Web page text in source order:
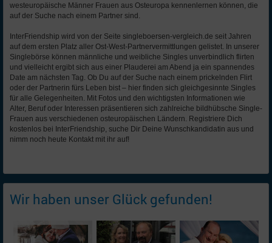
westeuropäische Männer Frauen aus Osteuropa kennenlernen können, die
auf der Suche nach einem Partner sind.
InterFriendship wird von der Seite singleboersen-vergleich.de seit Jahren
auf dem ersten Platz aller Ost-West-Partnervermittlungen gelistet. In unserer
Singlebörse können männliche und weibliche Singles unverbindlich flirten
und vielleicht ergibt sich aus einer Plauderei am Abend ja ein spannendes
Date am nächsten Tag. Ob Du auf der Suche nach einem prickelnden Flirt
oder der Partnerin fürs Leben bist – hier finden sich gleichgesinnte Singles
für alle Gelegenheiten. Mit Fotos und den wichtigsten Informationen wie
Alter, Beruf oder Interessen präsentieren sich zahlreiche bildhübsche Single-
Frauen aus verschiedenen osteuropäischen Ländern. Registriere Dich
kostenlos bei InterFriendship, suche Dir Deine Wunschkandidatin aus und
nimm noch heute Kontakt mit ihr auf!
Wir haben unser Glück gefunden!